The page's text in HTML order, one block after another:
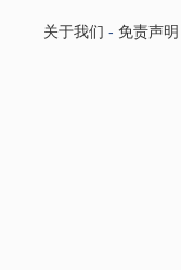
关于我们 - 免责声明